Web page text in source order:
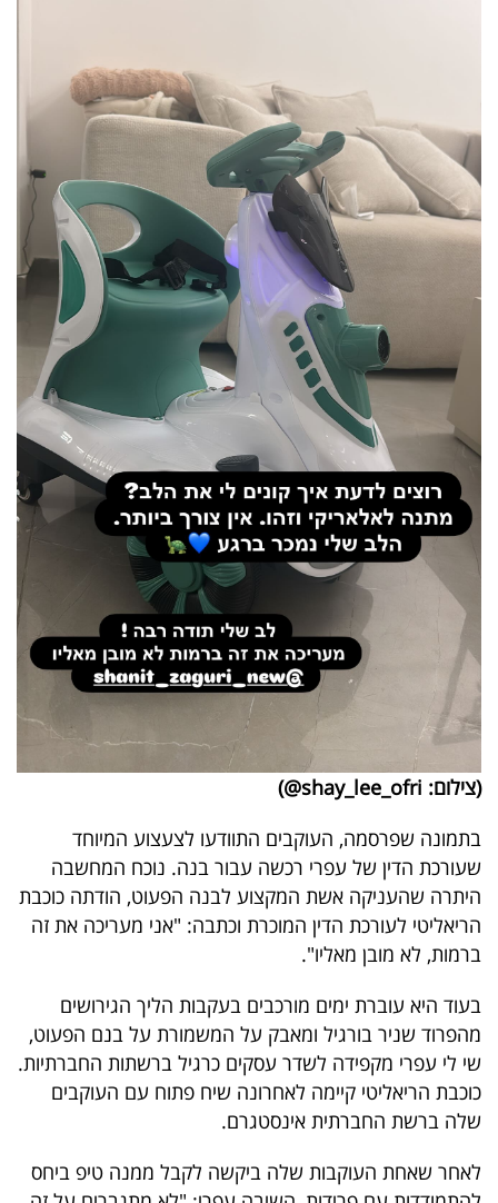
אדום
פרסמו
באייס
(צילום: shay_lee_ofri@)
בתמונה שפרסמה, העוקבים התוודעו לצעצוע המיוחד
שעורכת הדין של עפרי רכשה עבור בנה. נוכח המחשבה
היתרה שהעניקה אשת המקצוע לבנה הפעוט, הודתה כוכבת
הריאליטי לעורכת הדין המוכרת וכתבה: "אני מעריכה את זה
ברמות, לא מובן מאליו".
בעוד היא עוברת ימים מורכבים בעקבות הליך הגירושים
מהפרוד שניר בורגיל ומאבק על המשמורת על בנם הפעוט,
שי לי עפרי מקפידה לשדר עסקים כרגיל ברשתות החברתיות.
כוכבת הריאליטי קיימה לאחרונה שיח פתוח עם העוקבים
שלה ברשת החברתית אינסטגרם.
לאחר שאחת העוקבות שלה ביקשה לקבל ממנה טיפ ביחס